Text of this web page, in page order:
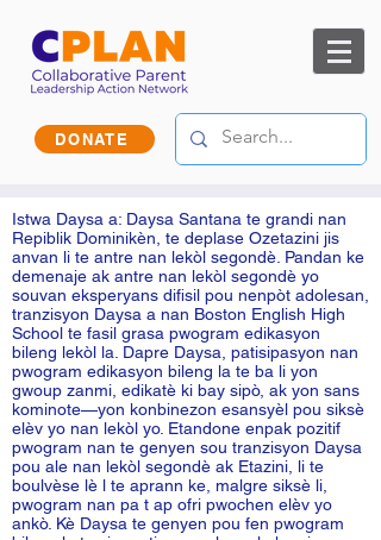
DONATE
Istwa Daysa a: Daysa Santana te grandi nan
Repiblik Dominikèn, te deplase Ozetazini jis
anvan li te antre nan lekòl segondè. Pandan ke
demenaje ak antre nan lekòl segondè yo
souvan eksperyans difisil pou nenpòt adolesan,
tranzisyon Daysa a nan Boston English High
School te fasil grasa pwogram edikasyon
bileng lekòl la. Dapre Daysa, patisipasyon nan
pwogram edikasyon bileng la te ba li yon
gwoup zanmi, edikatè ki bay sipò, ak yon sans
kominote—yon konbinezon esansyèl pou siksè
elèv yo nan lekòl yo. Etandone enpak pozitif
pwogram nan te genyen sou tranzisyon Daysa
pou ale nan lekòl segondè ak Etazini, li te
boulvèse lè l te aprann ke, malgre siksè li,
pwogram nan pa t ap ofri pwochen elèv yo
ankò. Kè Daysa te genyen pou fen pwogram